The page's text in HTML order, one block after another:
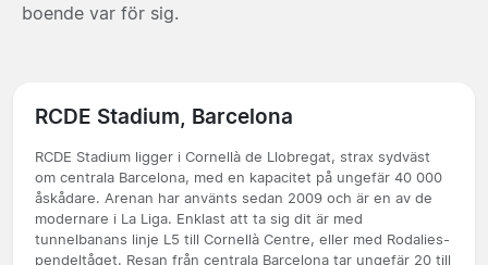
boende var för sig.
RCDE Stadium, Barcelona
RCDE Stadium ligger i Cornellà de Llobregat, strax sydväst
om centrala Barcelona, med en kapacitet på ungefär 40 000
åskådare. Arenan har använts sedan 2009 och är en av de
modernare i La Liga. Enklast att ta sig dit är med
tunnelbanans linje L5 till Cornellà Centre, eller med Rodalies-
pendeltåget. Resan från centrala Barcelona tar ungefär 20 till